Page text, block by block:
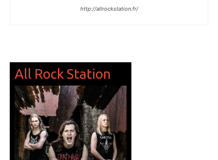
http://allrockstation.fr/